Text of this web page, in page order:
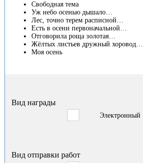
Свободная тема
Уж небо осенью дышало…
Лес, точно терем расписной…
Есть в осени первоначальной…
Отговорила роща золотая…
Жёлтых листьев дружный хоровод…
Моя осень
Вид награды
Электронный
Вид отправки работ